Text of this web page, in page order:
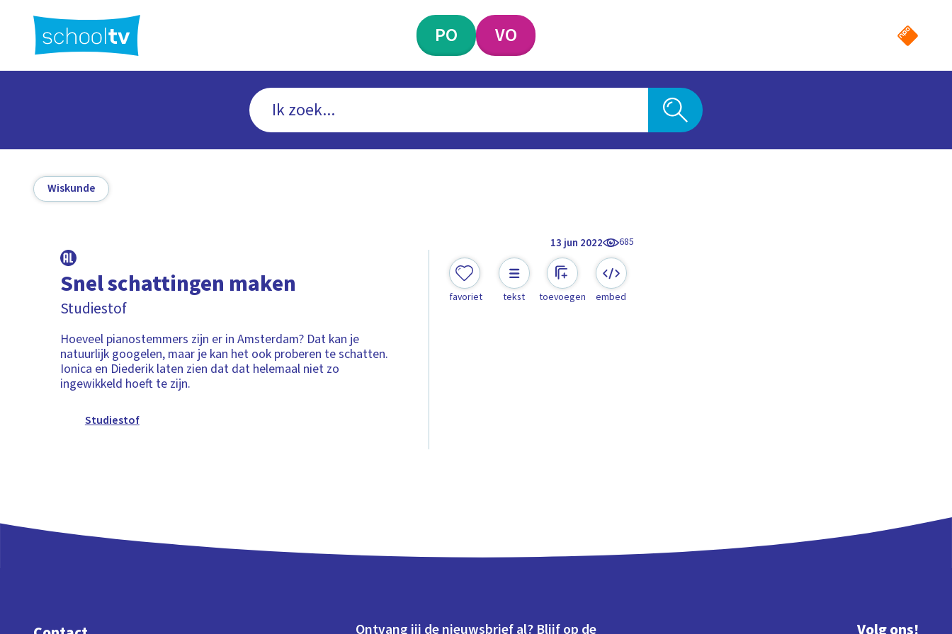
hoofdinhoud
PO VO
Wiskunde
13 jun 2022 685
Snel schattingen maken
Studiestof
Hoeveel pianostemmers zijn er in Amsterdam? Dat kan je
natuurlijk googelen, maar je kan het ook proberen te schatten.
Ionica en Diederik laten zien dat dat helemaal niet zo
ingewikkeld hoeft te zijn.
Studiestof
favoriet tekst toevoegen embed
Ontvang jij de nieuwsbrief al? Blijf op de